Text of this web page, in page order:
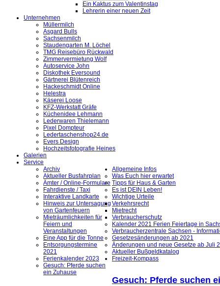
Ein Kaktus zum Valentinstag
Lehrerin einer neuen Zeit
Unternehmen
Müllermilch
Asgard Bulls
Sachsenmilch
Staudengarten M. Löchel
TMG Reisebüro Rückwald
Zimmervermietung Wolf
Autoservice John
Diskothek Eversound
Gärtnerei Blütenreich
Hackeschmidt Online
Helestra
Käserei Loose
KFZ-Werkstatt Gräfe
Küchenidee Lehmann
Lederwaren Thielemann
Pixel Dompteur
Ledertaschenshop24.de
Evers Design
Hochzeitsfotografie Heines
Galerien
Service
Archiv
Aktueller Busfahrplan
Ämter / Online-Formulare
Fahrdienste / Taxi
Interaktive Landkarte
Hinweis zur Untersagung
von Gartenfeuern
Mieträumlichkeiten für
Feiern und
Veranstaltungen
Eine App für die Tonne
Entsorgungstermine
2021
Ferienkalender 2023
Gesuch: Pferde suchen
ein Zuhause
Allgemeine Infos
Was Euch hier erwartet
Tipps für Haus & Garten
Es ist DEIN Leben!
Wichtige Urteile
Verkehrsrecht
Mietrecht
Verbraucherschutz
Kalender 2021 Ferien Feiertage in
Verbraucherzentrale Sachsen -
Gesetzesänderungen ab 2021
Änderungen und neue Gesetze ab Juli
Aktueller Bußgeldkatalog
Freizeit-Kompass
Gesuch: Pferde suchen